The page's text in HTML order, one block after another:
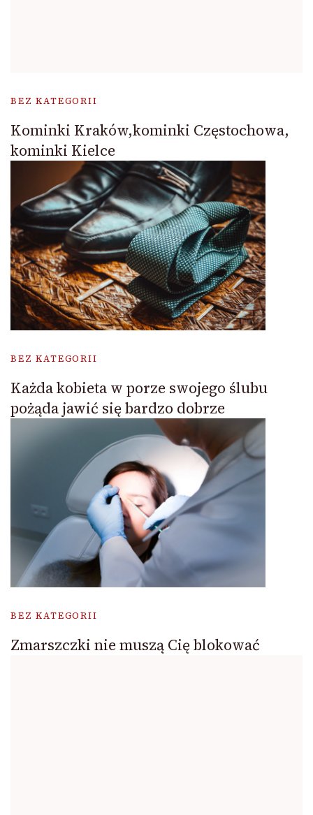
BEZ KATEGORII
Kominki Kraków,kominki Częstochowa,
kominki Kielce
BEZ KATEGORII
Każda kobieta w porze swojego ślubu
pożąda jawić się bardzo dobrze
BEZ KATEGORII
Zmarszczki nie muszą Cię blokować